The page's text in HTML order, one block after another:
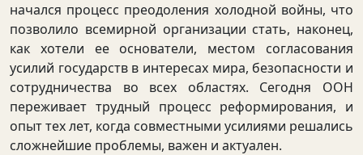
начался процесс преодоления холодной войны, что
позволило всемирной организации стать, наконец,
как хотели ее основатели, местом согласования
усилий государств в интересах мира, безопасности и
сотрудничества во всех областях. Сегодня ООН
переживает трудный процесс реформирования, и
опыт тех лет, когда совместными усилиями решались
сложнейшие проблемы, важен и актуален.